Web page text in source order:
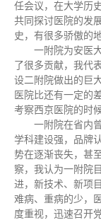
任会议，在大学历
共同探讨医院的发
史，有很多骄傲的
一附院为安医
了很多贡献，我代
设二附院做出的巨
医院比还有一定的
考察西京医院的时
一附院在省内
学科建设强，品牌
势在逐渐丧失，甚
察，我认为一附院
进，新技术、新项
难病、重病的少，
度重视，迅速召开